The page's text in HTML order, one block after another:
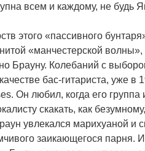
всем и каждому, не будь
этого «пассивного
«манчестерской волны»,
Брауну. Колебаний с
бас-гитариста, уже в
Он любил, когда его группа
скакать, как
увлекался марихуаной и
заикающегося парня.